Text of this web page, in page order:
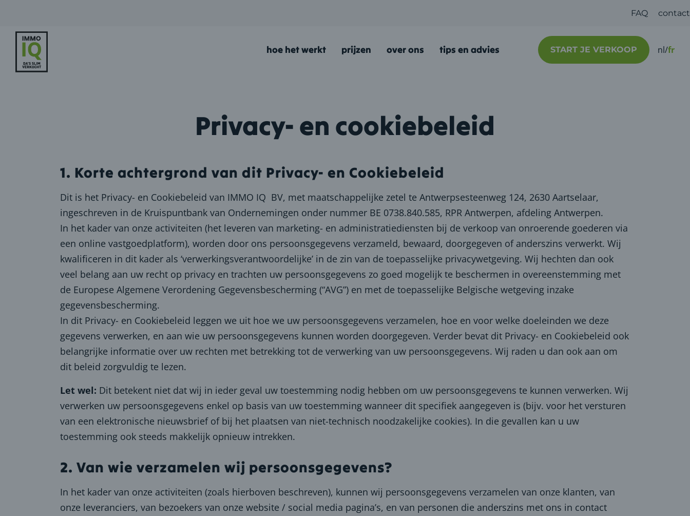
FAQ contact
hoe het werkt prijzen over ons tips en advies START JE VERKOOP nl/fr
Privacy- en cookiebeleid
1. Korte achtergrond van dit Privacy- en Cookiebeleid
Dit is het Privacy- en Cookiebeleid van IMMO IQ BV, met maatschappelijke zetel te Antwerpsesteenweg 124, 2630 Aartselaar,
ingeschreven in de Kruispuntbank van Ondernemingen onder nummer BE 0738.840.585, RPR Antwerpen, afdeling Antwerpen.
In het kader van onze activiteiten (het leveren van marketing- en administratiediensten bij de verkoop van onroerende goederen via
een online vastgoedplatform), worden door ons persoonsgegevens verzameld, bewaard, doorgegeven of anderszins verwerkt. Wij
kwalificeren in dit kader als ‘verwerkingsverantwoordelijke’ in de zin van de toepasselijke privacywetgeving. Wij hechten dan ook
veel belang aan uw recht op privacy en trachten uw persoonsgegevens zo goed mogelijk te beschermen in overeenstemming met
de Europese Algemene Verordening Gegevensbescherming (“AVG”) en met de toepasselijke Belgische wetgeving inzake
gegevensbescherming.
In dit Privacy- en Cookiebeleid leggen we uit hoe we uw persoonsgegevens verzamelen, hoe en voor welke doeleinden we deze
gegevens verwerken, en aan wie uw persoonsgegevens kunnen worden doorgegeven. Verder bevat dit Privacy- en Cookiebeleid ook
belangrijke informatie over uw rechten met betrekking tot de verwerking van uw persoonsgegevens. Wij raden u dan ook aan om
dit beleid zorgvuldig te lezen.
Let wel: Dit betekent niet dat wij in ieder geval uw toestemming nodig hebben om uw persoonsgegevens te kunnen verwerken. Wij
verwerken uw persoonsgegevens enkel op basis van uw toestemming wanneer dit specifiek aangegeven is (bijv. voor het versturen
van een elektronische nieuwsbrief of bij het plaatsen van niet-technisch noodzakelijke cookies). In die gevallen kan u uw
toestemming ook steeds makkelijk opnieuw intrekken.
2. Van wie verzamelen wij persoonsgegevens?
In het kader van onze activiteiten (zoals hierboven beschreven), kunnen wij persoonsgegevens verzamelen van onze klanten, van
onze leveranciers, van bezoekers van onze website / social media pagina’s, en van personen die anderszins met ons in contact